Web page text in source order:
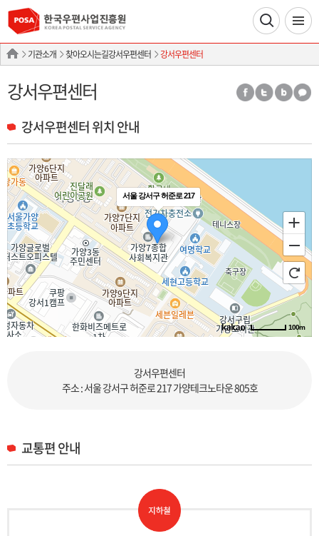
기관소개 찾아오시는길강서우편센터 강서우편센터
강서우편센터
강서우편센터 위치 안내
서울 강서구 허준로 217
100m
강서우편센터
주소 : 서울 강서구 허준로 217 가양테크노타운 805호
교통편 안내